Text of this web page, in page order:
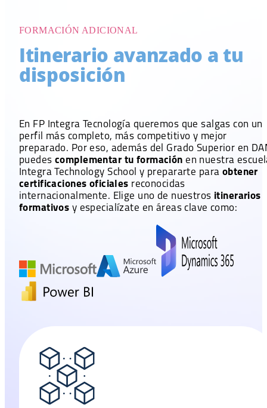
FORMACIÓN ADICIONAL
Itinerario avanzado a tu
disposición
En FP Integra Tecnología queremos que salgas con un
perfil más completo, más competitivo y mejor
preparado. Por eso, además del Grado Superior en
puedescomplementar tu formación en nuestra
Integra Technology School y prepararte para obtener
certificaciones oficiales reconocidas
internacionalmente. Elige uno de nuestros itinerarios
formativos y especialízate en áreas clave como: